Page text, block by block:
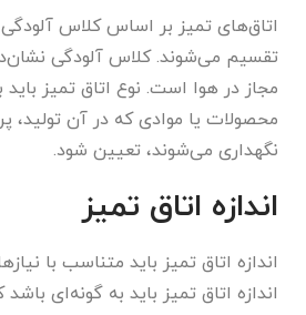
اتاق‌های تمیز بر اساس کلاس
تقسیم می‌شوند. کلاس آلودگی
مجاز در هوا است. نوع اتاق تمیز
محصولات یا موادی که در آن تولید،
نگهداری می‌شوند، تعیین شود.
اندازه اتاق تمیز
اندازه اتاق تمیز باید متناسب با
اندازه اتاق تمیز باید به گونه‌ای